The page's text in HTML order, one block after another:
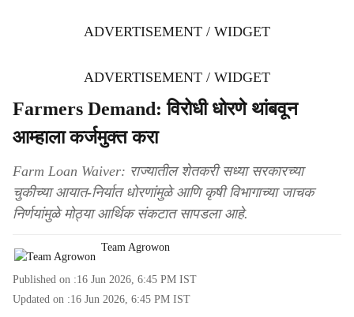
ADVERTISEMENT / WIDGET
ADVERTISEMENT / WIDGET
Farmers Demand: विरोधी धोरणे थांबवून
आम्हाला कर्जमुक्त करा
Farm Loan Waiver: राज्यातील शेतकरी सध्या सरकारच्या
चुकीच्या आयात-निर्यात धोरणांमुळे आणि कृषी विभागाच्या जाचक
निर्णयांमुळे मोठ्या आर्थिक संकटात सापडला आहे.
Team Agrowon
Published on :16 Jun 2026, 6:45 PM IST
Updated on :16 Jun 2026, 6:45 PM IST